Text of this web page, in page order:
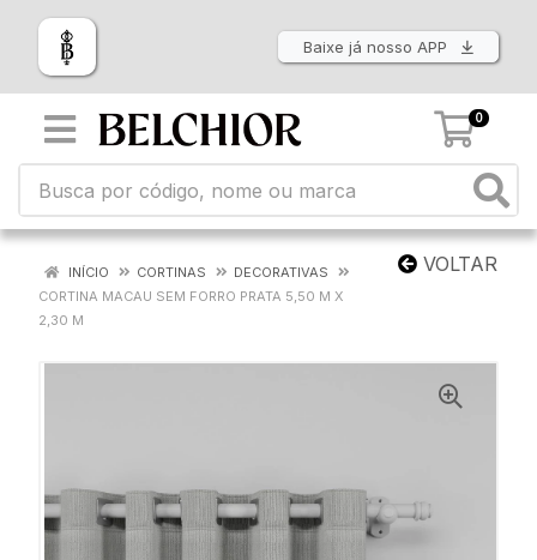
Baixe já nosso APP
0
VOLTAR
INÍCIO CORTINAS
DECORATIVAS
CORTINA MACAU SEM FORRO PRATA 5,50 M X
2,30 M